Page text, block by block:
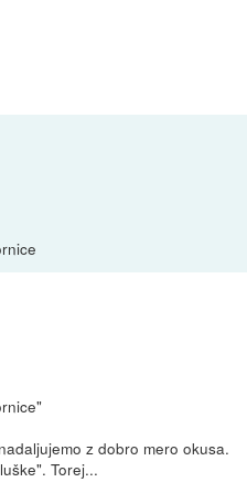
z dobro mero okusa.
Torej...